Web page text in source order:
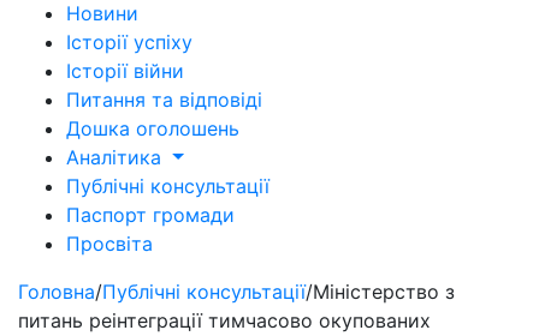
Новини
Історії успіху
Історії війни
Питання та відповіді
Дошка оголошень
Аналітика
Публічні консультації
Паспорт громади
Просвіта
Головна/Публічні консультації/Міністерство з
питань реінтеграції тимчасово окупованих